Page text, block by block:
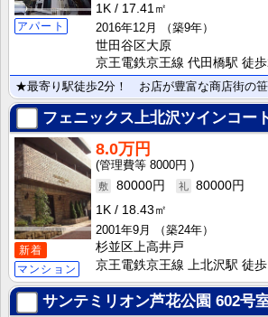
アパート
1K
17.41㎡
2016年12月
（築9年）
世田谷区大原
京王電鉄京王線 代田橋駅 徒
フェニックス上北沢ツインコー
新着
マンション
8.0万円
8000円
80000円
80000円
1K
18.43㎡
2001年9月
（築24年）
杉並区上高井戸
京王電鉄京王線 上北沢駅 徒
サンテミリオン芦花公園 602号